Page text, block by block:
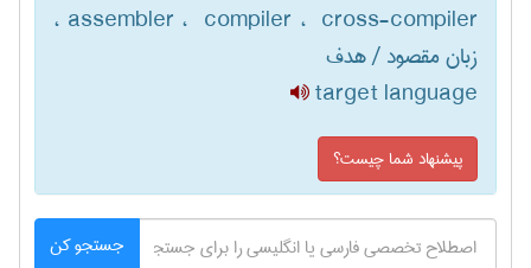
assembler ، ‎ compiler ، ‎ cross-compiler ،
زبان مقصود / هدف
target language
پیشنهاد شما چیست؟
جستجو کن